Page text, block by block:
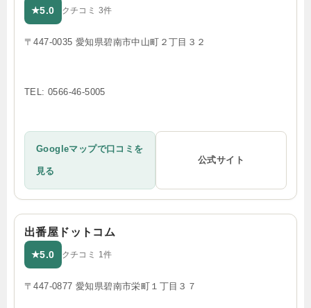
★5.0 クチコミ 3件
〒447-0035 愛知県碧南市中山町２丁目３２
TEL: 0566-46-5005
Googleマップで口コミを
見る
公式サイト
出番屋ドットコム
★5.0 クチコミ 1件
〒447-0877 愛知県碧南市栄町１丁目３７